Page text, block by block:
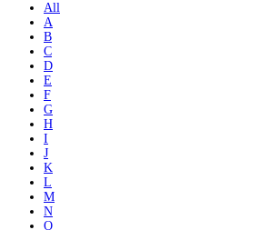
All
A
B
C
D
E
F
G
H
I
J
K
L
M
N
O